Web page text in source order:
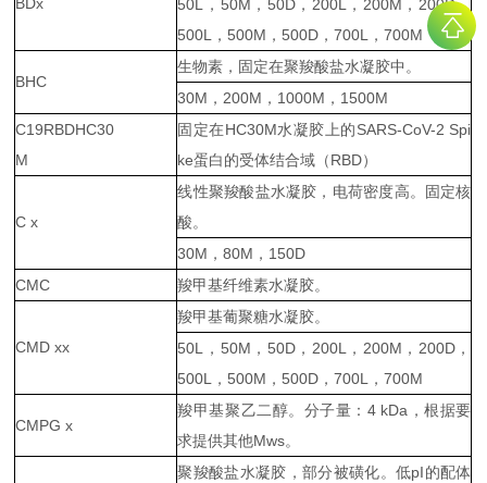
50L，50M，50D，200L，200M，200D，
500L，500M，500D，700L，700M
BHC
生物素，固定在聚羧酸盐水凝胶中。
30M，200M，1000M，1500M
C19RBDHC30
M
固定在HC30M水凝胶上的SARS-CoV-2 Spi
ke蛋白的受体结合域（RBD）
C x
线性聚羧酸盐水凝胶，电荷密度高。固定核
酸。
30M，80M，150D
CMC
羧甲基纤维素水凝胶。
CMD xx
羧甲基葡聚糖水凝胶。
50L，50M，50D，200L，200M，200D，
500L，500M，500D，700L，700M
CMPG x
羧甲基聚乙二醇。分子量：4 kDa，根据要
求提供其他Mws。
聚羧酸盐水凝胶，部分被磺化。低pI的配体